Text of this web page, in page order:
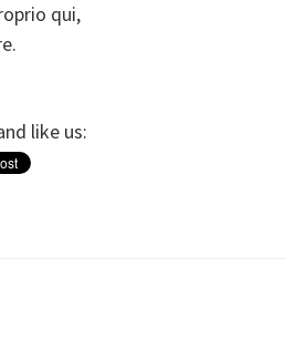
qui,
like us: